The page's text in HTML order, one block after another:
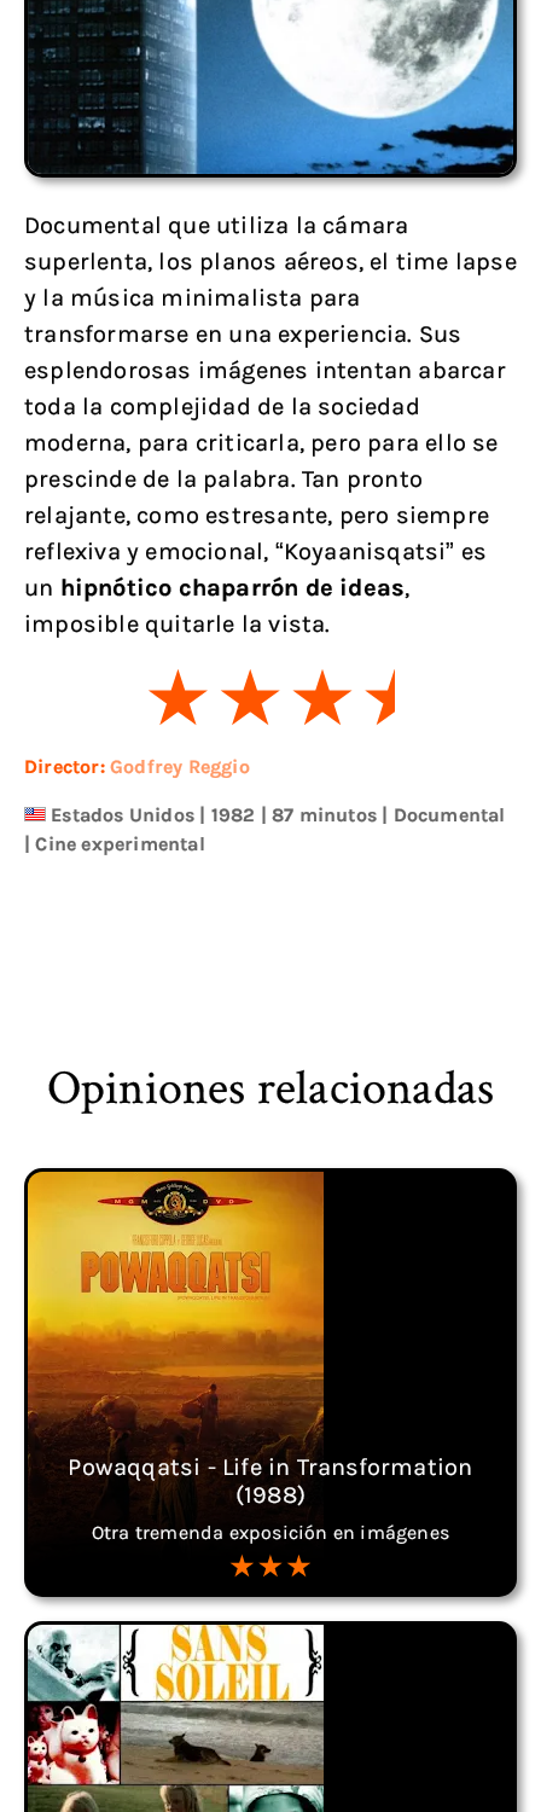
Documental que utiliza la cámara
superlenta, los planos aéreos, el time lapse
y la música minimalista para
transformarse en una experiencia. Sus
esplendorosas imágenes intentan abarcar
toda la complejidad de la sociedad
moderna, para criticarla, pero para ello se
prescinde de la palabra. Tan pronto
relajante, como estresante, pero siempre
reflexiva y emocional, “Koyaanisqatsi” es
un hipnótico chaparrón de ideas,
imposible quitarle la vista.
Director: Godfrey Reggio
Estados Unidos 1982 | 87 minutos
Documental
|Cine experimental
Opiniones relacionadas
Powaqqatsi - Life in Transformation
(1988)
Otra tremenda exposición en imágenes